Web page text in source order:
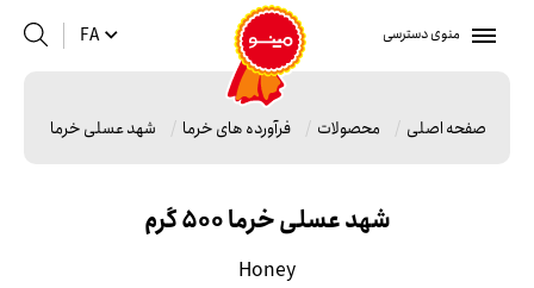
منوی دسترسی FA
صفحه اصلی محصولات فرآورده های خرما شهد عسلی خرما 500 گرم
شهد عسلی خرما 500 گرم
Honey